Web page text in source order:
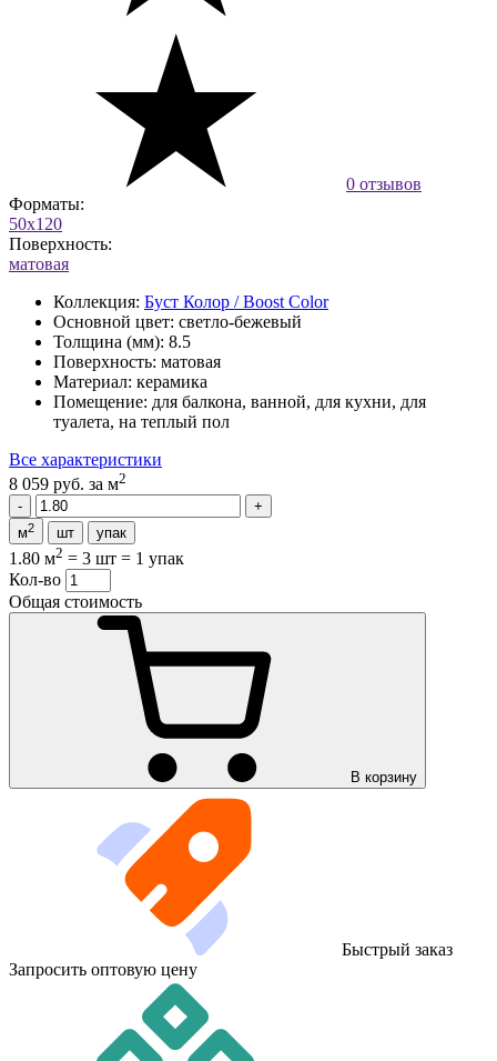
0 отзывов
Форматы:
50x120
Поверхность:
матовая
Коллекция: Буст Колор / Boost Color
Основной цвет: светло-бежевый
Толщина (мм): 8.5
Поверхность: матовая
Материал: керамика
Помещение: для балкона, ванной, для кухни, для
туалета, на теплый пол
Все характеристики
8 059 руб. за м2
м2 шт упак
1.80 м2 = 3 шт = 1 упак
Кол-во
Общая стоимость
В корзину
Быстрый заказ
Запросить оптовую цену